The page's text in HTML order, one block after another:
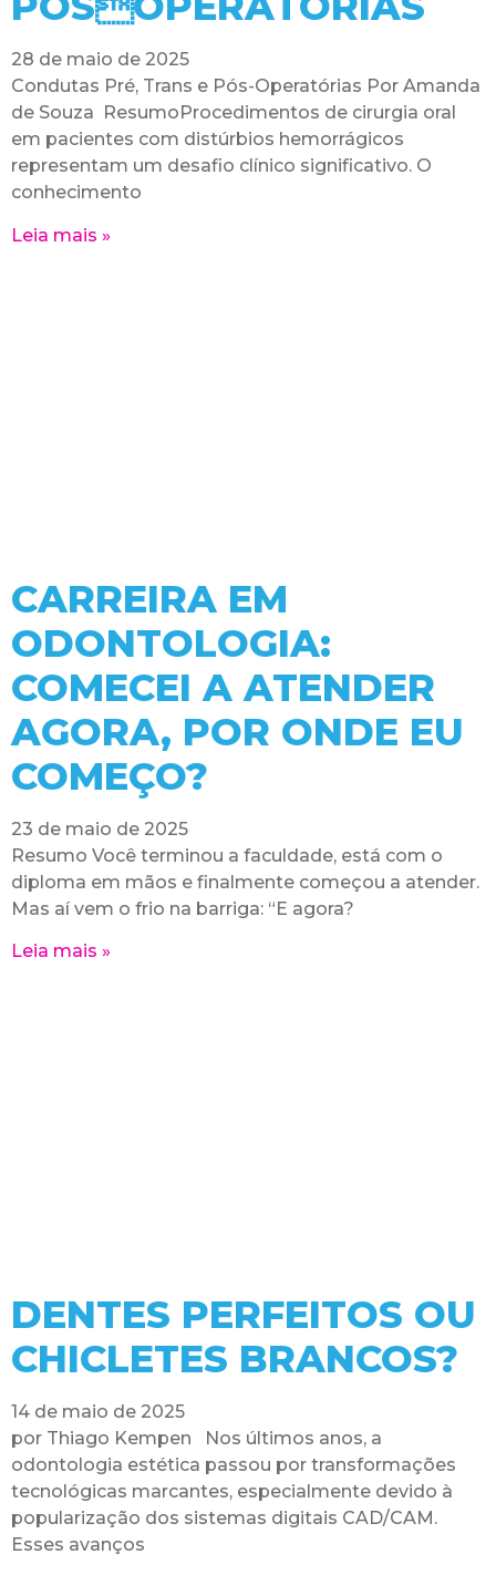
28 de maio de 2025
Condutas Pré, Trans e Pós-Operatórias Por Amanda
de Souza ResumoProcedimentos de cirurgia oral
em pacientes com distúrbios hemorrágicos
representam um desafio clínico significativo. O
conhecimento
Leia mais »
CARREIRA EM
ODONTOLOGIA:
COMECEI A ATENDER
AGORA, POR ONDE EU
COMEÇO?
23 de maio de 2025
Resumo Você terminou a faculdade, está com o
diploma em mãos e finalmente começou a atender.
Mas aí vem o frio na barriga: “E agora?
Leia mais »
DENTES PERFEITOS OU
CHICLETES BRANCOS?
14 de maio de 2025
por Thiago Kempen Nos últimos anos, a
odontologia estética passou por transformações
tecnológicas marcantes, especialmente devido à
popularização dos sistemas digitais CAD/CAM.
Esses avanços